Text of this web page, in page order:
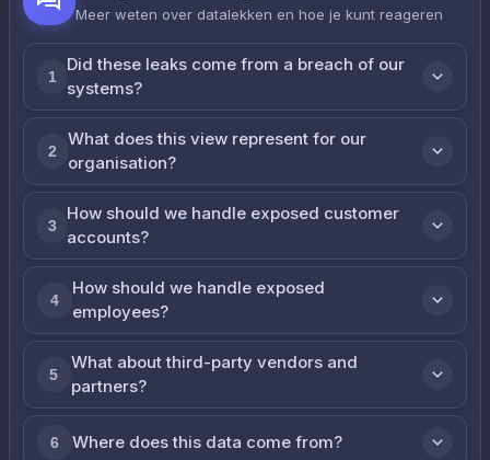
Meer weten over datalekken en hoe je kunt reageren
1
Did these leaks come from a breach of our
systems?
2
What does this view represent for our
organisation?
3
How should we handle exposed customer
accounts?
4
How should we handle exposed
employees?
5
What about third-party vendors and
partners?
6 Where does this data come from?